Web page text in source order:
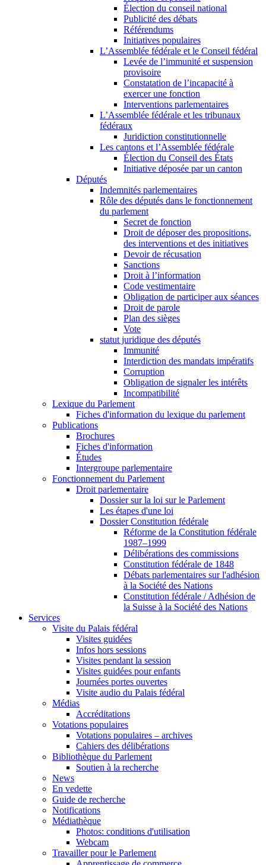
Élection du conseil national
Publicité des débats
Référendums
Initiatives populaires
L’Assemblée fédérale et le Conseil fédéral
Levée de l’immunité et suspension
provisoire
Constatation de l’incapacité à
exercer une fonction
Interventions parlementaires
L’Assemblée fédérale et les tribunaux
fédéraux
Juridiction constitutionnelle
Les cantons et l’Assemblée fédérale
Élection du Conseil des États
Initiative déposée par un canton
Députés
Indemnités parlementaires
Rôle des députés dans le fonctionnement
du parlement
Secret de fonction
Droit de déposer des propositions,
des interventions et des initiatives
Devoir de récusation
Sanctions
Droit à l’information
Code vestimentaire
Obligation de participer aux séances
Droit de parole
Plan des sièges
Vote
statut juridique des députés
Immunité
Interdiction des mandats impératifs
Corruption
Obligation de signaler les intérêts
Incompatibilité
Lexique du Parlement
Fiches d'information du lexique du parlement
Publications
Brochures
Fiches d'information
Études
Intergroupe parlementaire
Fonctionnement du Parlement
Droit parlementaire
Dossier sur la loi sur le Parlement
Les étapes d'une loi
Dossier Constitution fédérale
Réforme de la Constitution fédérale
1987–1999
Délibérations des commissions
Constitution fédérale de 1848
Débats parlementaires sur l'adhésion
à la Société des Nations
Constitution fédérale / Adhésion de
la Suisse à la Société des Nations
Services
Visite du Palais fédéral
Visites guidées
Infos hors sessions
Visites pendant la session
Visites guidées pour enfants
Journées portes ouvertes
Visite audio du Palais fédéral
Médias
Accréditations
Votations populaires
Votations populaires – archives
Cahiers des délibérations
Bibliothèque du Parlement
Soutien à la recherche
News
En vedette
Guide de recherche
Notifications
Médiathèque
Photos: conditions d'utilisation
Webcam
Travailler pour le Parlement